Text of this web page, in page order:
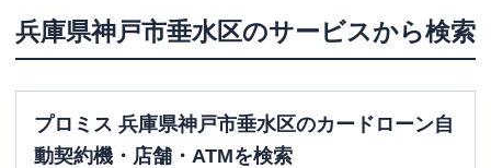
兵庫県神戸市垂水区のサービスから検索
プロミス 兵庫県神戸市垂水区のカードローン自
動契約機・店舗・ATMを検索